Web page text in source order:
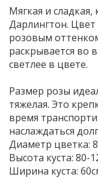
Мягкая и
Дарлингтон. Цвет
розовым
раскрывается во
светлее в цвете.
Размер розы
тяжелая. Это
время
наслаждаться
Диаметр цветка:
Высота куста: 80-
Ширина куста: